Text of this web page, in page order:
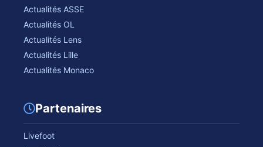
Actualités ASSE
Actualités OL
Actualités Lens
Actualités Lille
Actualités Monaco
Partenaires
Livefoot